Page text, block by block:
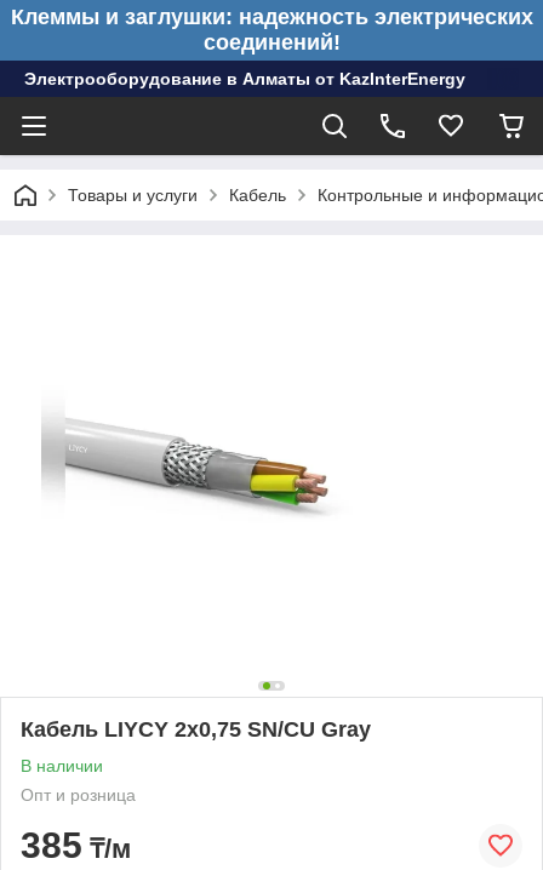
Клеммы и заглушки: надежность электрических
соединений!
Электрооборудование в Алматы от KazInterEnergy
Товары и услуги Кабель Контрольные и
Кабель LIYCY 2х0,75 SN/CU Gray
В наличии
Опт и розница
385 ₸/м